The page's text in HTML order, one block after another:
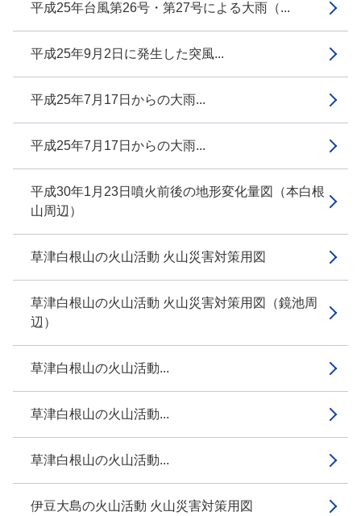
平成25年台風第26号・第27号による大雨（...
平成25年9月2日に発生した突風...
平成25年7月17日からの大雨...
平成25年7月17日からの大雨...
平成30年1月23日噴火前後の地形変化量図（本白根
山周辺）
草津白根山の火山活動 火山災害対策用図
草津白根山の火山活動 火山災害対策用図（鏡池周
辺）
草津白根山の火山活動...
草津白根山の火山活動...
草津白根山の火山活動...
伊豆大島の火山活動 火山災害対策用図